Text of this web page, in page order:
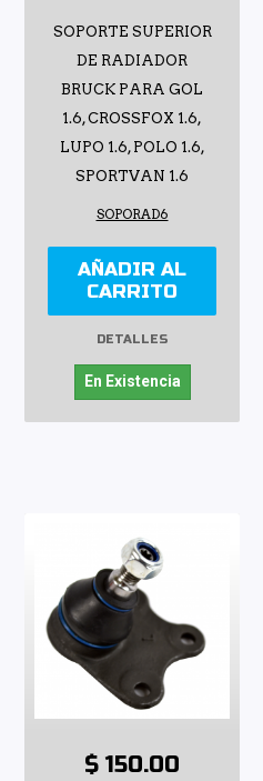
SOPORTE SUPERIOR
DE RADIADOR
BRUCK PARA GOL
1.6, CROSSFOX 1.6,
LUPO 1.6, POLO 1.6,
SPORTVAN 1.6
SOPORAD6
AÑADIR AL
CARRITO
DETALLES
En Existencia
$ 150.00